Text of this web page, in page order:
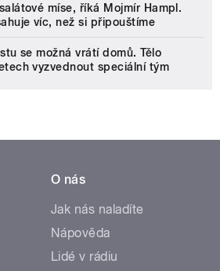
míse, říká Mojmír Hampl.
víc, než si připouštíme
se možná vrátí domů. Tělo
vyzvednout speciální tým
O nás
Jak nás naladíte
Nápověda
Lidé v rádiu